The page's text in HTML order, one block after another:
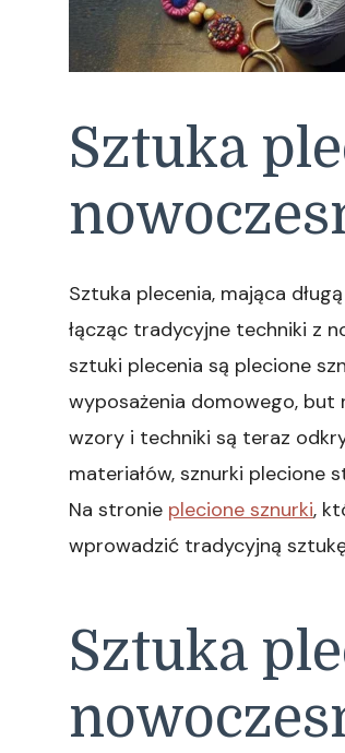
Sztuka
Sztuka plecenia, mająca
łącząc tradycyjne techniki z
sztuki plecenia są plecione
wyposażenia domowego, but
wzory i techniki są teraz
materiałów, sznurki plecione
Na stronie plecione sznurki,
wprowadzić tradycyjną
Sztuka